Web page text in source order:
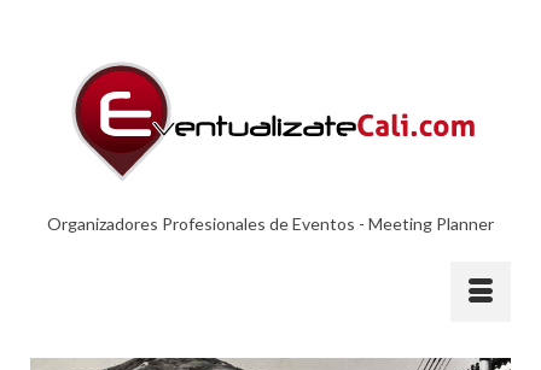
Organizadores Profesionales de Eventos - Meeting Planner